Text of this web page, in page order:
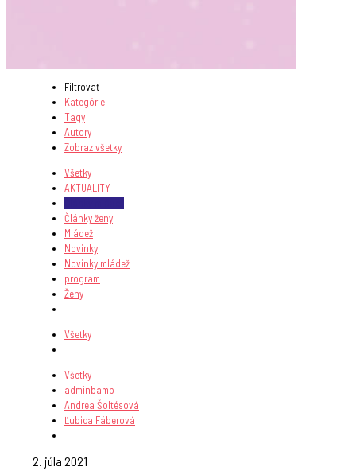
Filtrovať
Kategórie
Tagy
Autory
Zobraz všetky
Všetky
AKTUALITY
Články ženy
Mládež
Novinky
Novinky mládež
program
Ženy
Všetky
Všetky
adminbamp
Andrea Šoltésová
Ľubica Fáberová
2. júla 2021